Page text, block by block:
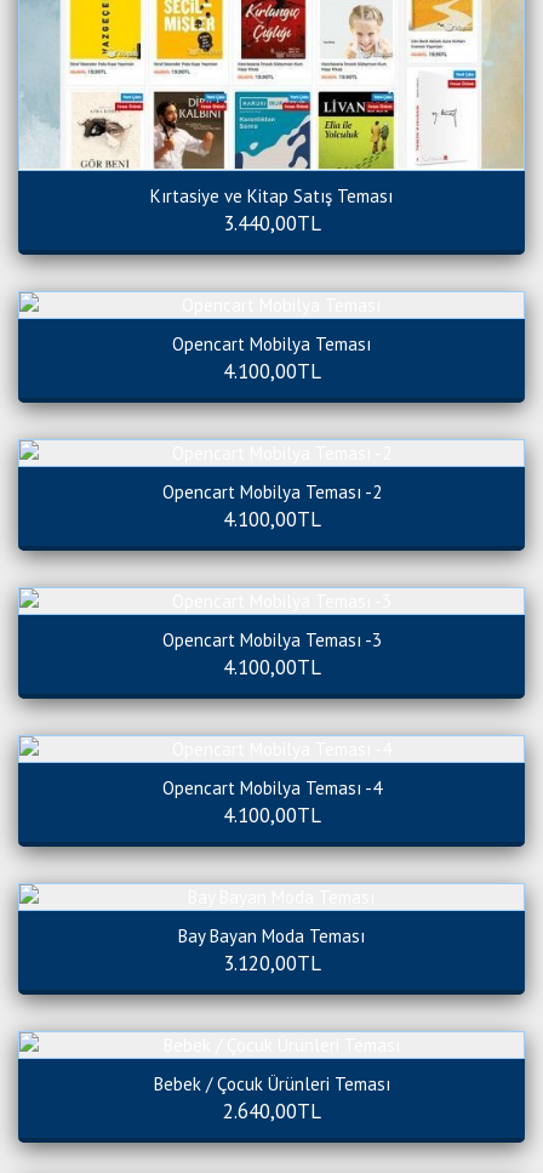
Kırtasiye ve Kitap Satış Teması
3.440,00TL
Opencart Mobilya Teması
4.100,00TL
Opencart Mobilya Teması -2
4.100,00TL
Opencart Mobilya Teması -3
4.100,00TL
Opencart Mobilya Teması -4
4.100,00TL
Bay Bayan Moda Teması
3.120,00TL
Bebek / Çocuk Ürünleri Teması
2.640,00TL